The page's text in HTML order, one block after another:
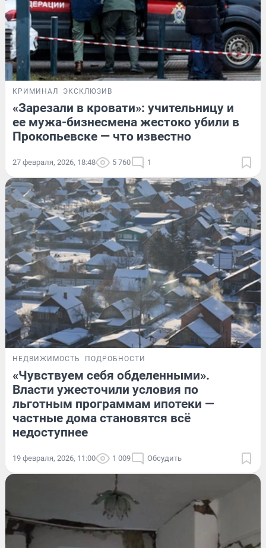
КРИМИНАЛ ЭКСКЛЮЗИВ
«Зарезали в кровати»: учительницу и
ее мужа-бизнесмена жестоко убили в
Прокопьевске — что известно
27 февраля, 2026, 18:48 5 760 1
НЕДВИЖИМОСТЬ ПОДРОБНОСТИ
«Чувствуем себя обделенными».
Власти ужесточили условия по
льготным программам ипотеки —
частные дома становятся всё
недоступнее
19 февраля, 2026, 11:00 1 009 Обсудить